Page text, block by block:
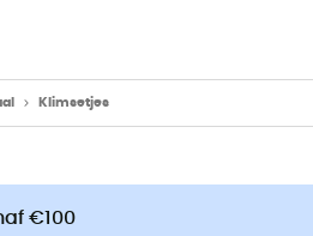
Klimsetjes
€100